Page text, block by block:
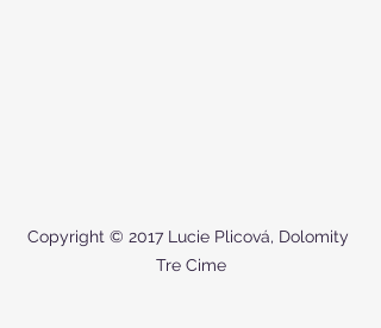
Copyright © 2017 Lucie Plicová, Dolomity
Tre Cime